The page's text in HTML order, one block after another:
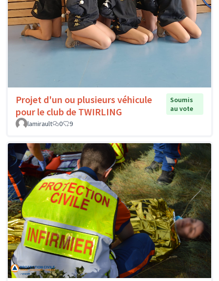
Projet d'un ou plusieurs véhicule
pour le club de TWIRLING
Soumis
au vote
lamirault
0 9